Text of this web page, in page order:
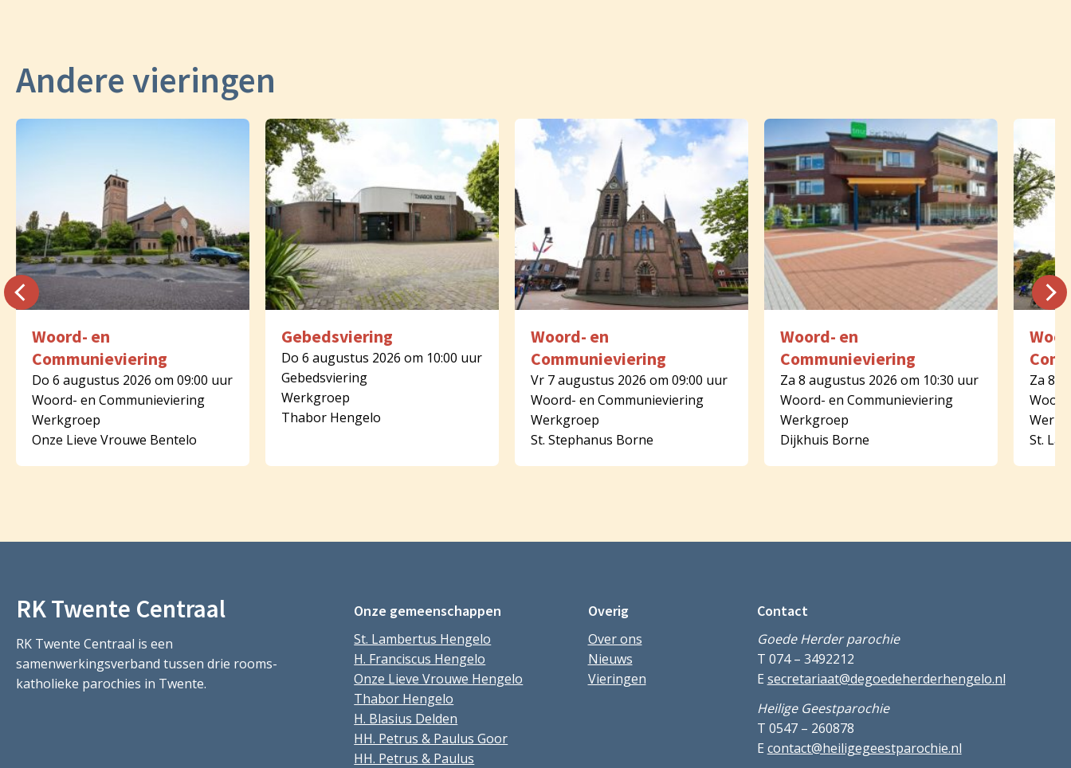
Andere vieringen
Woord- en
Communieviering
Do 6 augustus 2026 om 09:00 uur
Woord- en Communieviering
Werkgroep
Onze Lieve Vrouwe Bentelo
Gebedsviering
Do 6 augustus 2026 om 10:00 uur
Gebedsviering
Werkgroep
Thabor Hengelo
Woord- en
Communieviering
Vr 7 augustus 2026 om 09:00 uur
Woord- en Communieviering
Werkgroep
St. Stephanus Borne
Woord- en
Communieviering
Za 8 augustus 2026 om 10:30 uur
Woord- en Communieviering
Werkgroep
Dijkhuis Borne
Za 8
St.
RK Twente Centraal
RK Twente Centraal is een
samenwerkingsverband tussen drie rooms-
katholieke parochies in Twente.
Onze gemeenschappen
St. Lambertus Hengelo
H. Franciscus Hengelo
Onze Lieve Vrouwe Hengelo
Thabor Hengelo
H. Blasius Delden
HH. Petrus & Paulus Goor
HH. Petrus & Paulus
Overig
Over ons
Nieuws
Vieringen
Contact
Goede Herder parochie
T 074 – 3492212
E secretariaat@degoedeherderhengelo.nl
Heilige Geestparochie
T 0547 – 260878
E contact@heiligegeestparochie.nl